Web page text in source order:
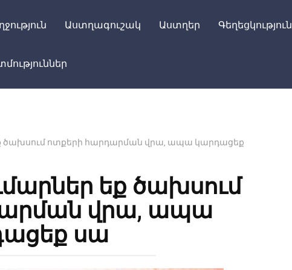
Աստղագուշակ Աստղեր Գեղեցկություն
ծախսում ոտքերի հարդարման վրա, ապա կարդացեք
եք ծախսում
վրա, ապա
սա